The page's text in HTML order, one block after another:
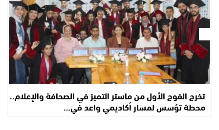
تخرج الفوج الأول من ماستر التميز في الصحافة والإعلام..
محطة تؤسس لمسار أكاديمي واعد في…